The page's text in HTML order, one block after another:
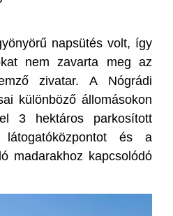
napsütés volt, így
nem zavarta meg az
zivatar. A Nógrádi
különböző állomásokon
3 hektáros parkosított
és a
madarakhoz kapcsolódó